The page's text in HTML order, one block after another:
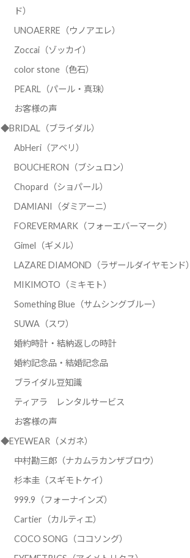
ド）
UNOAERRE（ウノアエレ）
Zoccai（ゾッカイ）
color stone（色石）
PEARL（パール・真珠）
お客様の声
◆BRIDAL（ブライダル）
AbHeri（アベリ）
BOUCHERON（ブシュロン）
Chopard（ショパール）
DAMIANI（ダミアーニ）
FOREVERMARK（フォーエバーマーク）
Gimel（ギメル）
LAZARE DIAMOND（ラザールダイヤモンド）
MIKIMOTO（ミキモト）
Something Blue（サムシングブルー）
SUWA（スワ）
婚約時計・結納返しの時計
婚約記念品・結婚記念品
ブライダル豆知識
ティアラ レンタルサービス
お客様の声
◆EYEWEAR（メガネ）
中村勘三郎（ナカムラカンザブロウ）
杉本圭（スギモトケイ）
999.9（フォーナインズ）
Cartier（カルティエ）
COCO SONG（ココソング）